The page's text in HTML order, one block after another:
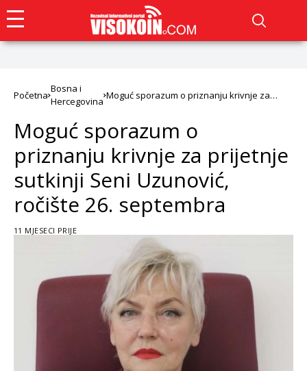
Početna
Bosna i
Hercegovina
Moguć sporazum o priznanju krivnje za
Moguć sporazum o
priznanju krivnje za prijetnje
sutkinji Seni Uzunović,
ročište 26. septembra
11 MJESECI PRIJE